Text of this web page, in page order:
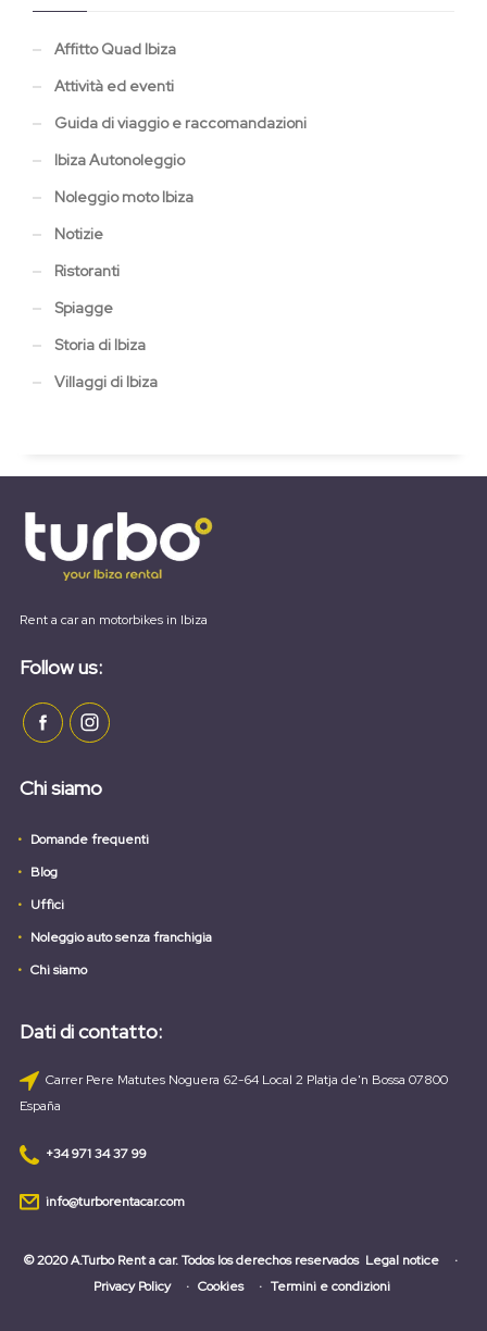
Affitto Quad Ibiza
Attività ed eventi
Guida di viaggio e raccomandazioni
Ibiza Autonoleggio
Noleggio moto Ibiza
Notizie
Ristoranti
Spiagge
Storia di Ibiza
Villaggi di Ibiza
Rent a car an motorbikes in Ibiza
Follow us:
Chi siamo
Domande frequenti
Blog
Uffici
Noleggio auto senza franchigia
Chi siamo
Dati di contatto:
Carrer Pere Matutes Noguera 62-64 Local 2 Platja de'n Bossa 07800
España
+34 971 34 37 99
info@turborentacar.com
© 2020 A.Turbo Rent a car. Todos los derechos reservados Legal notice
Privacy Policy
Cookies Termini e condizioni